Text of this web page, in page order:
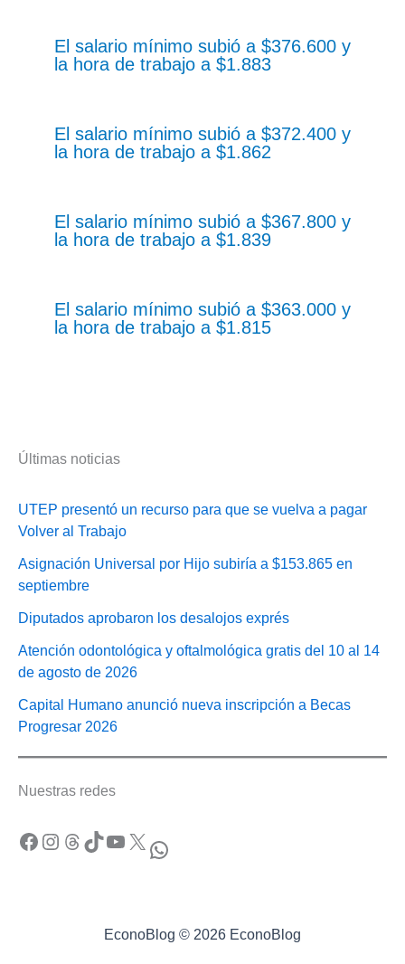
El salario mínimo subió a $376.600 y
la hora de trabajo a $1.883
El salario mínimo subió a $372.400 y
la hora de trabajo a $1.862
El salario mínimo subió a $367.800 y
la hora de trabajo a $1.839
El salario mínimo subió a $363.000 y
la hora de trabajo a $1.815
Últimas noticias
UTEP presentó un recurso para que se vuelva a pagar
Volver al Trabajo
Asignación Universal por Hijo subiría a $153.865 en
septiembre
Diputados aprobaron los desalojos exprés
Atención odontológica y oftalmológica gratis del 10 al 14
de agosto de 2026
Capital Humano anunció nueva inscripción a Becas
Progresar 2026
Nuestras redes
Facebook Instagram Threads TikTok YouTube X WhatsApp
EconoBlog © 2026 EconoBlog